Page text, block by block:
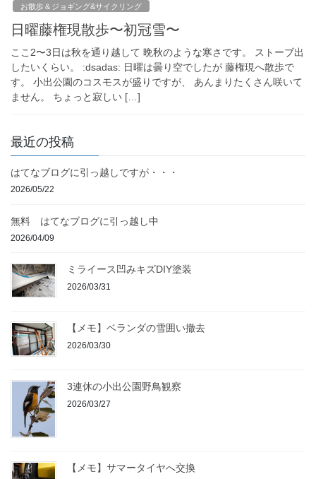
お散歩＆ジョギング&サイクリング
日曜藤権現散歩〜初冠雪〜
ここ2〜3日は秋を通り越して 晩秋のような寒さです。 ストーブ出
したいくらい。 :dsadas: 日曜は曇り空でしたが 藤権現へ散歩で
す。 小出公園のコスモスが盛りですが、 あんまりたくさん咲いて
ません。 ちょっと寂しい […]
最近の投稿
はてなブログに引っ越しですが・・・
2026/05/22
無料 はてなブログに引っ越し中
2026/04/09
ミライース凹みキズDIY塗装
2026/03/31
【メモ】ベランダの雪囲い撤去
2026/03/30
3連休の小出公園野鳥観察
2026/03/27
【メモ】サマータイヤへ交換